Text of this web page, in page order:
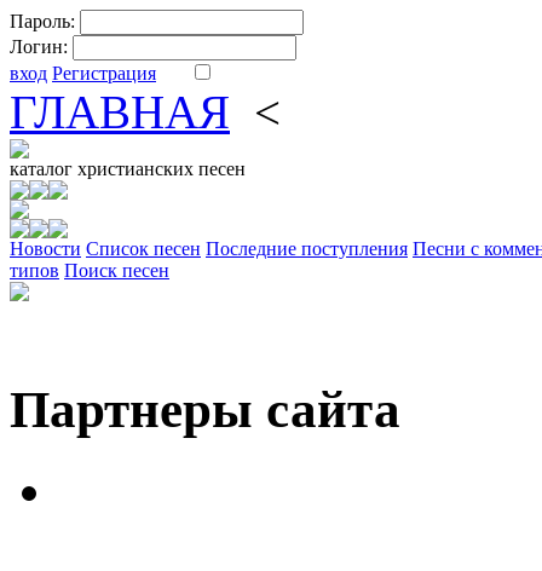
Пароль:
Логин:
вход Регистрация
ГЛАВНАЯ <
каталог христианских песен
Новости Cписок песен Последние поступления Песни с
типов Поиск песен
Партнеры сайта